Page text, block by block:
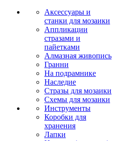
Аксессуары и
станки для мозаики
Аппликации
стразами и
пайетками
Алмазная живопись
Гранни
На подрамнике
Наследие
Стразы для мозаики
Схемы для мозаики
Инструменты
Коробки для
хранения
Лапки